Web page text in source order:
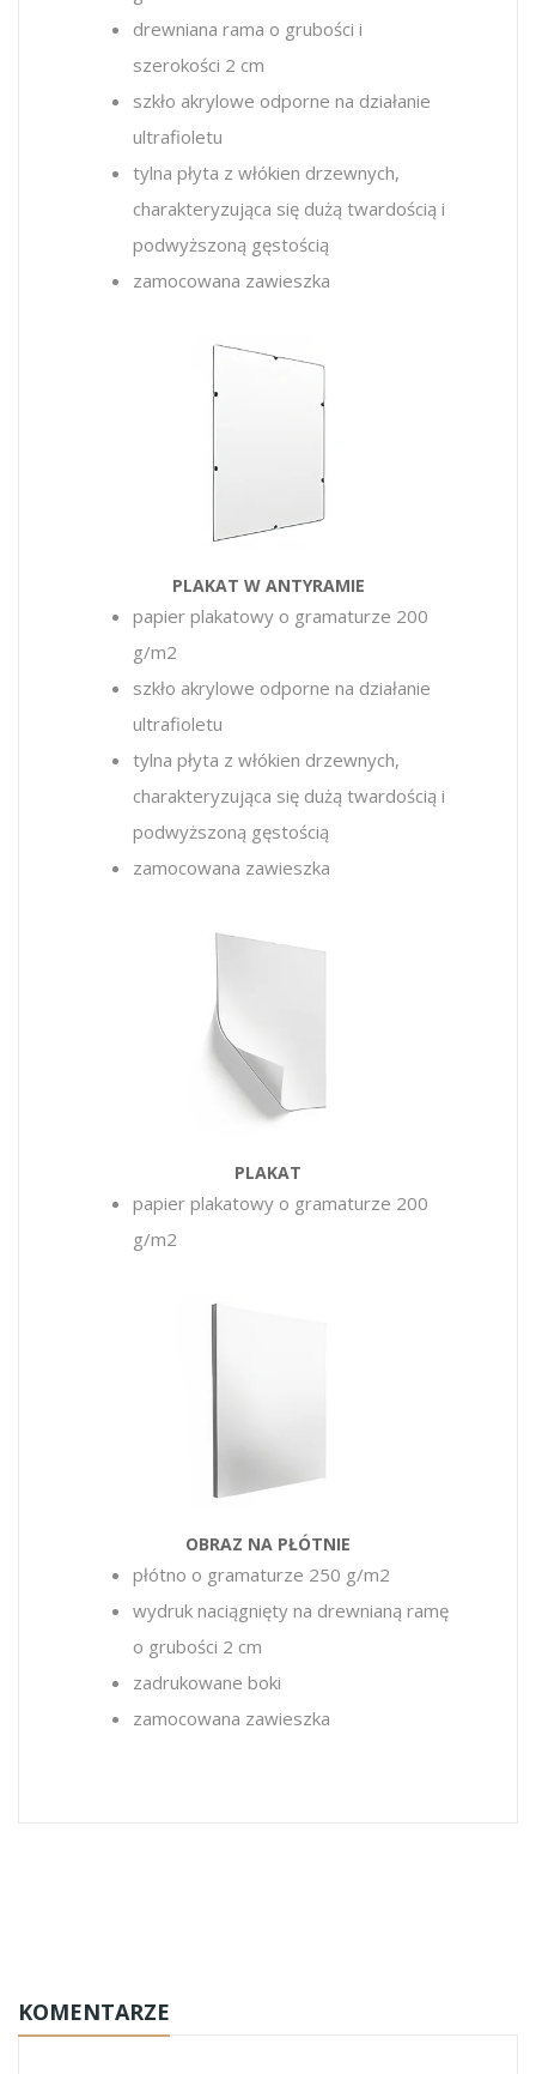
drewniana rama o grubości i
szerokości 2 cm
szkło akrylowe odporne na działanie
ultrafioletu
tylna płyta z włókien drzewnych,
charakteryzująca się dużą twardością i
podwyższoną gęstością
zamocowana zawieszka
PLAKAT W ANTYRAMIE
papier plakatowy o gramaturze 200
g/m2
szkło akrylowe odporne na działanie
ultrafioletu
tylna płyta z włókien drzewnych,
charakteryzująca się dużą twardością i
podwyższoną gęstością
zamocowana zawieszka
PLAKAT
papier plakatowy o gramaturze 200
g/m2
OBRAZ NA PŁÓTNIE
płótno o gramaturze 250 g/m2
wydruk naciągnięty na drewnianą ramę
o grubości 2 cm
zadrukowane boki
zamocowana zawieszka
KOMENTARZE